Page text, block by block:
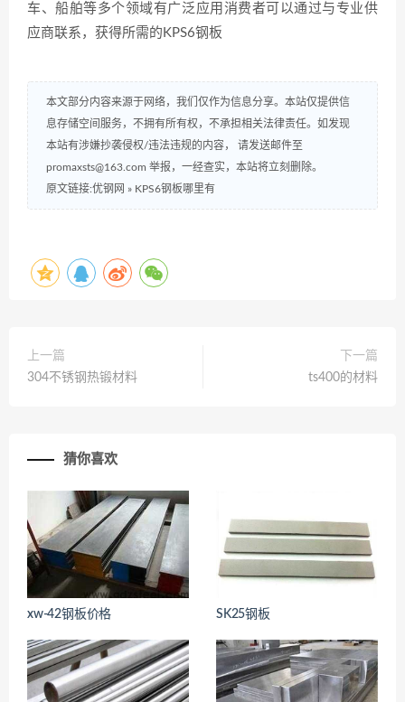
车、船舶等多个领域有广泛应用消费者可以通过与专业供
应商联系，获得所需的KPS6钢板
本文部分内容来源于网络，我们仅作为信息分享。本站仅提供信
息存储空间服务，不拥有所有权，不承担相关法律责任。如发现
本站有涉嫌抄袭侵权/违法违规的内容， 请发送邮件至
promaxsts@163.com 举报，一经查实，本站将立刻删除。
原文链接:优钢网 » KPS6钢板哪里有
上一篇
304不锈钢热锻材料
下一篇
ts400的材料
猜你喜欢
<
xw-42钢板价格
<
SK25钢板